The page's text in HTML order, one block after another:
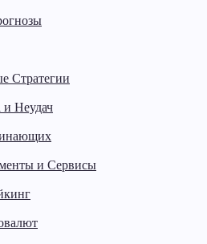
Стратегии
и Неудач
и Сервисы